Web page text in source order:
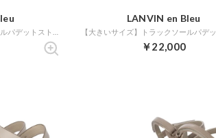
LANVIN en Bleu
￥22,000